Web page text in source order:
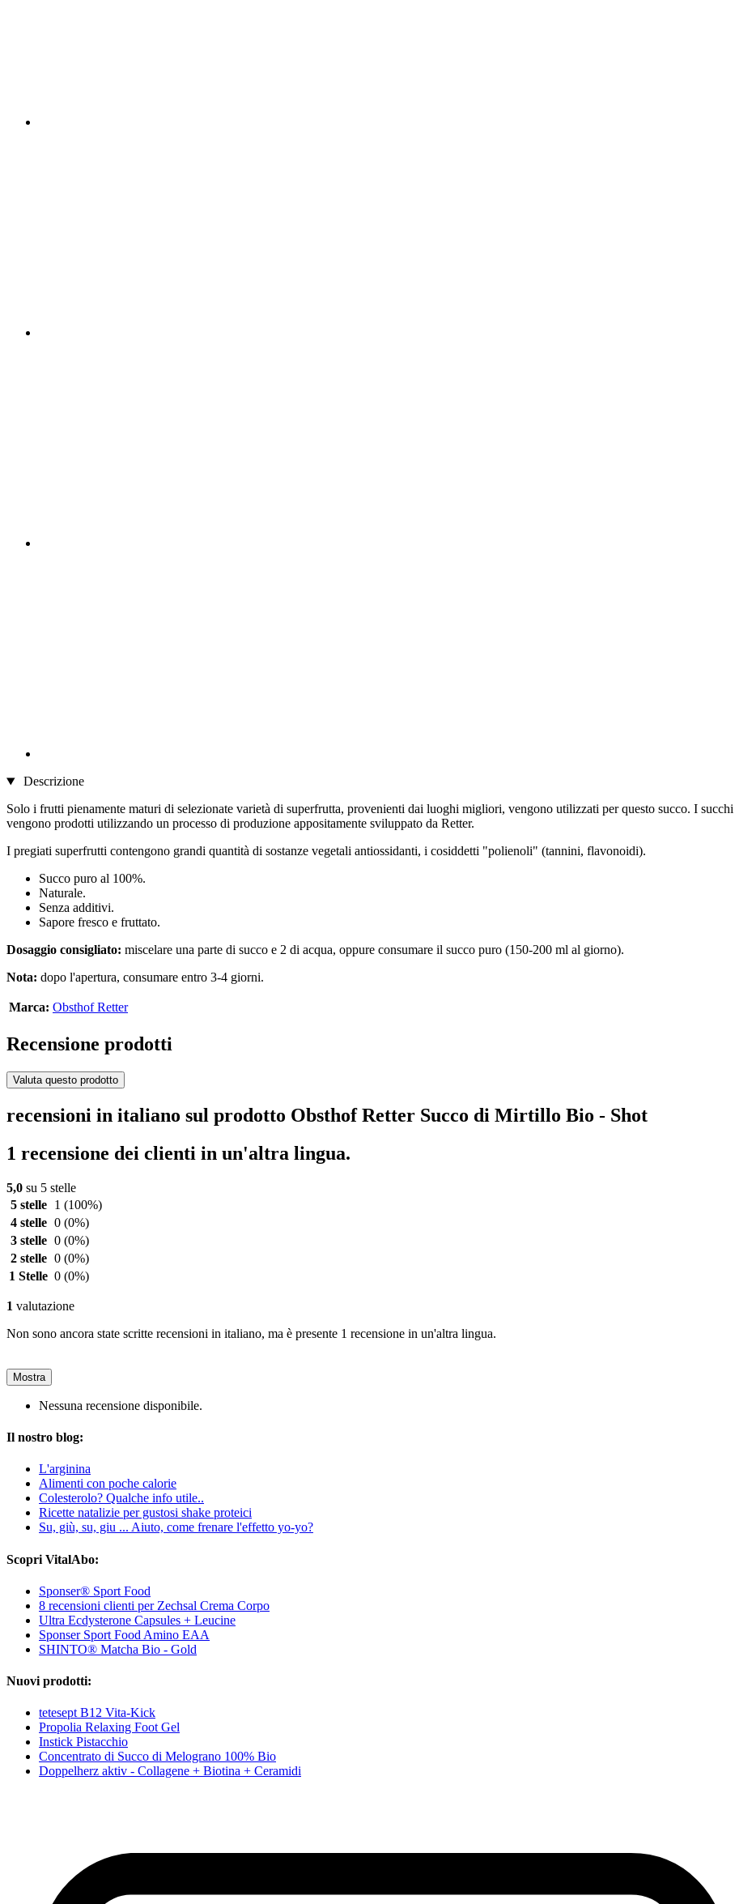
Descrizione
Solo i frutti pienamente maturi di selezionate varietà di superfrutta, provenienti dai luoghi migliori, vengono utilizzati per questo succo. I
vengono prodotti utilizzando un processo di produzione appositamente sviluppato da Retter.
I pregiati superfrutti contengono grandi quantità di sostanze vegetali antiossidanti, i cosiddetti "polienoli" (tannini, flavonoidi).
Succo puro al 100%.
Naturale.
Senza additivi.
Sapore fresco e fruttato.
Dosaggio consigliato: miscelare una parte di succo e 2 di acqua, oppure consumare il succo puro (150-200 ml al giorno).
Nota: dopo l'apertura, consumare entro 3-4 giorni.
Marca: Obsthof Retter
Recensione prodotti
Valuta questo prodotto
recensioni in italiano sul prodotto Obsthof Retter Succo di Mirtillo Bio - Shot
1 recensione dei clienti in un'altra lingua.
5,0 su 5 stelle
5 stelle
1 (100%)
4 stelle 0 (0%)
3 stelle 0 (0%)
2 stelle 0 (0%)
1 Stelle 0 (0%)
1 valutazione
Non sono ancora state scritte recensioni in italiano, ma è presente 1 recensione in un'altra lingua.
Mostra
Nessuna recensione disponibile.
Il nostro blog:
L'arginina
Alimenti con poche calorie
Colesterolo? Qualche info utile..
Ricette natalizie per gustosi shake proteici
Su, giù, su, giu ... Aiuto, come frenare l'effetto yo-yo?
Scopri VitalAbo:
Sponser® Sport Food
8 recensioni clienti per Zechsal Crema Corpo
Ultra Ecdysterone Capsules + Leucine
Sponser Sport Food Amino EAA
SHINTO® Matcha Bio - Gold
Nuovi prodotti:
tetesept B12 Vita-Kick
Propolia Relaxing Foot Gel
Instick Pistacchio
Concentrato di Succo di Melograno 100% Bio
Doppelherz aktiv - Collagene + Biotina + Ceramidi